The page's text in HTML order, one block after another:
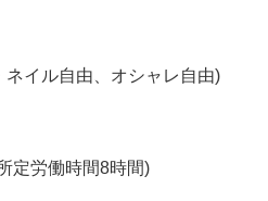
イル自由、オシャレ自由)
定労働時間8時間)